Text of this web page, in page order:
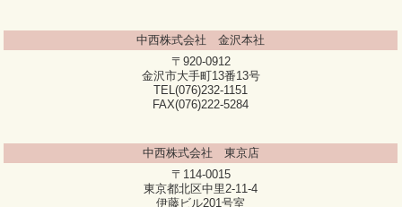
中西株式会社 金沢本社
〒920-0912
金沢市大手町13番13号
TEL(076)232-1151
FAX(076)222-5284
中西株式会社 東京店
〒114-0015
東京都北区中里2-11-4
伊藤ビル201号室